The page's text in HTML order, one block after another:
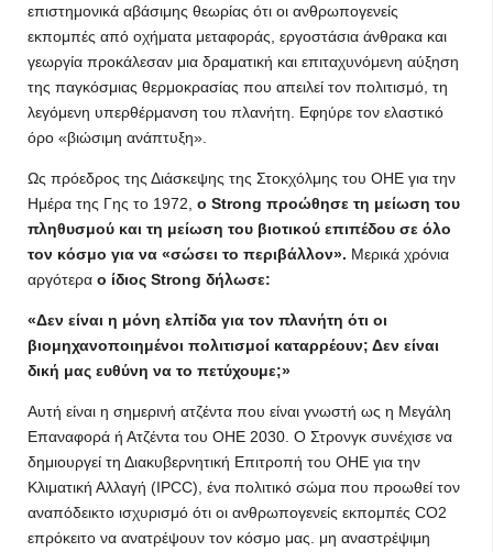
επιστημονικά αβάσιμης θεωρίας ότι οι ανθρωπογενείς
εκπομπές από οχήματα μεταφοράς, εργοστάσια άνθρακα και
γεωργία προκάλεσαν μια δραματική και επιταχυνόμενη αύξηση
της παγκόσμιας θερμοκρασίας που απειλεί τον πολιτισμό, τη
λεγόμενη υπερθέρμανση του πλανήτη. Εφηύρε τον ελαστικό
όρο «βιώσιμη ανάπτυξη».
Ως πρόεδρος της Διάσκεψης της Στοκχόλμης του ΟΗΕ για την
Ημέρα της Γης το 1972, ο Strong προώθησε τη μείωση του
πληθυσμού και τη μείωση του βιοτικού επιπέδου σε όλο
τον κόσμο για να «σώσει το περιβάλλον». Μερικά χρόνια
αργότερα ο ίδιος Strong δήλωσε:
«Δεν είναι η μόνη ελπίδα για τον πλανήτη ότι οι
βιομηχανοποιημένοι πολιτισμοί καταρρέουν; Δεν είναι
δική μας ευθύνη να το πετύχουμε;»
Αυτή είναι η σημερινή ατζέντα που είναι γνωστή ως η Μεγάλη
Επαναφορά ή Ατζέντα του ΟΗΕ 2030. Ο Στρονγκ συνέχισε να
δημιουργεί τη Διακυβερνητική Επιτροπή του ΟΗΕ για την
Κλιματική Αλλαγή (IPCC), ένα πολιτικό σώμα που προωθεί τον
αναπόδεικτο ισχυρισμό ότι οι ανθρωπογενείς εκπομπές CO2
επρόκειτο να ανατρέψουν τον κόσμο μας. μη αναστρέψιμη